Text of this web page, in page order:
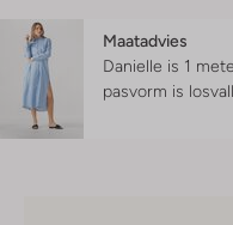
Maatadvies
Danielle is 1
pasvorm is